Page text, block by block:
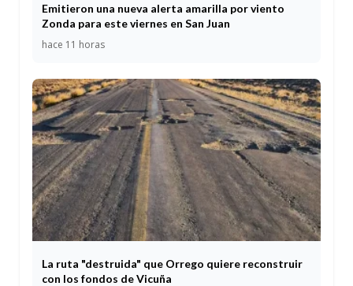
Emitieron una nueva alerta amarilla por viento
Zonda para este viernes en San Juan
hace 11 horas
La ruta "destruida" que Orrego quiere reconstruir
con los fondos de Vicuña